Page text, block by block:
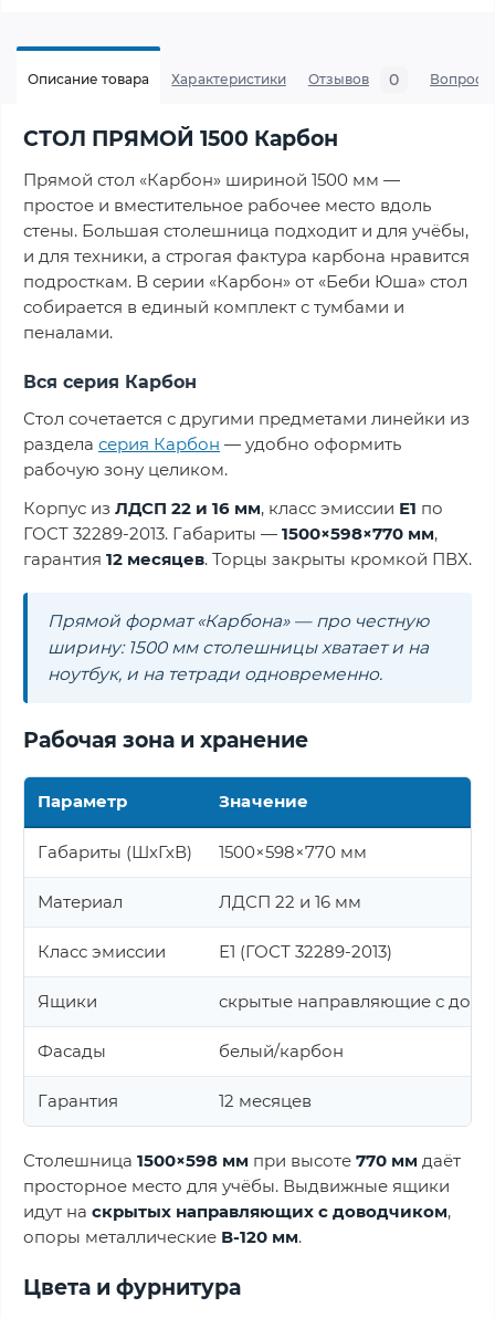
Описание товара Характеристики Отзывов 0 Вопросы
СТОЛ ПРЯМОЙ 1500 Карбон
Прямой стол «Карбон» шириной 1500 мм —
простое и вместительное рабочее место вдоль
стены. Большая столешница подходит и для учёбы,
и для техники, а строгая фактура карбона нравится
подросткам. В серии «Карбон» от «Беби Юша» стол
собирается в единый комплект с тумбами и
пеналами.
Вся серия Карбон
Стол сочетается с другими предметами линейки из
раздела серия Карбон — удобно оформить
рабочую зону целиком.
Корпус из ЛДСП 22 и 16 мм, класс эмиссии Е1 по
ГОСТ 32289-2013. Габариты — 1500×598×770 мм,
гарантия 12 месяцев. Торцы закрыты кромкой ПВХ.
Прямой формат «Карбона» — про честную
ширину: 1500 мм столешницы хватает и на
ноутбук, и на тетради одновременно.
Рабочая зона и хранение
Параметр Значение
Габариты (ШхГхВ) 1500×598×770 мм
Материал ЛДСП 22 и 16 мм
Класс эмиссии Е1 (ГОСТ 32289-2013)
Ящики скрытые направляющие с
Фасады белый/карбон
Гарантия 12 месяцев
Столешница 1500×598 мм при высоте 770 мм даёт
просторное место для учёбы. Выдвижные ящики
идут на скрытых направляющих с доводчиком,
опоры металлические В-120 мм.
Цвета и фурнитура